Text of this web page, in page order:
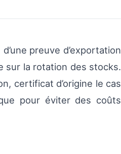
preuve d’exportation
sur la rotation des stocks.
certificat d’origine le cas
pour éviter des coûts